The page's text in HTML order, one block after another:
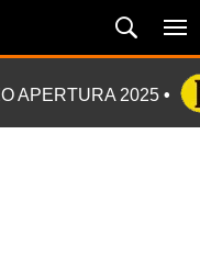
APERTURA 2025